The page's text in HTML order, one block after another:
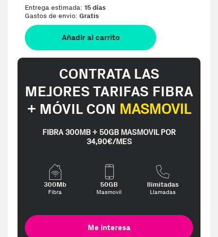
Entrega estimada: 15 días
Gastos de envio: Gratis
Añadir al carrito
CONTRATA LAS
MEJORES TARIFAS FIBRA
+ MÓVIL CON MASMOVIL
FIBRA 300MB + 50GB MASMOVIL POR
34,90€/MES
300Mb
Fibra
50GB
Masmovil
Ilimitadas
Llamadas
Me interesa